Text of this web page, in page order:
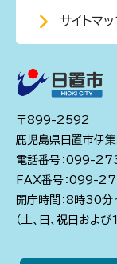
サイトマ
〒899-2592
鹿児島県日置市伊
電話番号：099-
FAX番号：099-
開庁時間：8時30
（土、日、祝日およ